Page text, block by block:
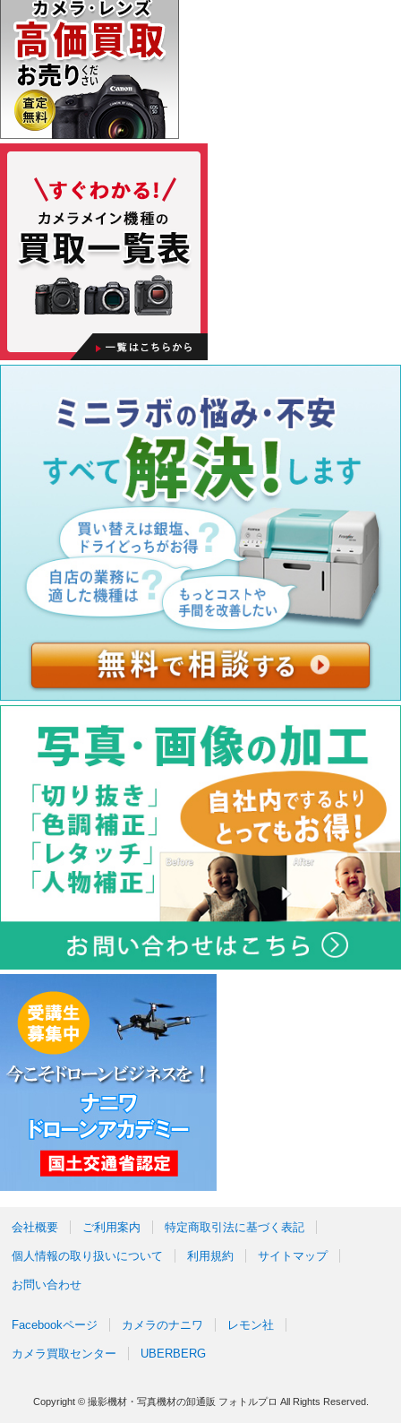
会社概要 ご利用案内 特定商取引法に基づく表記
個人情報の取り扱いについて 利用規約 サイトマップ
お問い合わせ
Facebookページ カメラのナニワ レモン社
カメラ買取センター UBERBERG
Copyright © 撮影機材・写真機材の卸通販 フォトルプロ All Rights Reserved.